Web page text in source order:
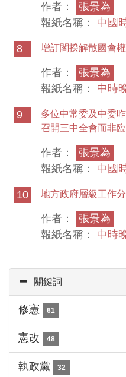
作者：
張景為
報紙名稱： 中國
8 增訂閣揆解散國會
作者：
張景為
報紙名稱： 中時
9
多位中常委及中委
召開三中全會而非
作者：
張景為
報紙名稱： 中國
10 地方政府層級工作
作者：
張景為
報紙名稱： 中時
關鍵詞
修憲 61
憲改 48
執政黨 32